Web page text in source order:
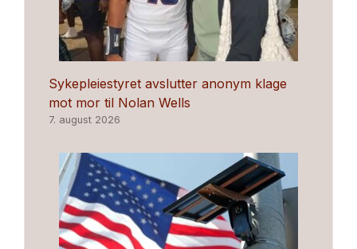
Sykepleiestyret avslutter anonym klage
mot mor til Nolan Wells
7. august 2026